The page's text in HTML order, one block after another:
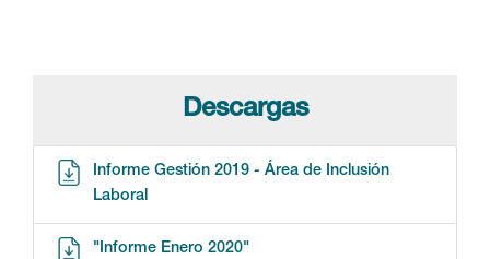
Descargas
Informe Gestión 2019 - Área de Inclusión
Laboral
"Informe Enero 2020"